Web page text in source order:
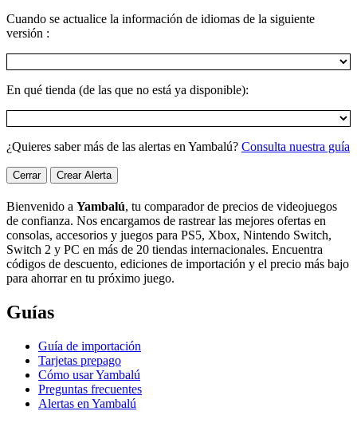
Cuando se actualice la información de idiomas de la siguiente
versión :
En qué tienda (de las que no está ya disponible):
¿Quieres saber más de las alertas en Yambalú? Consulta nuestra guía
Cerrar Crear Alerta
Bienvenido a Yambalú, tu comparador de precios de videojuegos
de confianza. Nos encargamos de rastrear las mejores ofertas en
consolas, accesorios y juegos para PS5, Xbox, Nintendo Switch,
Switch 2 y PC en más de 20 tiendas internacionales. Encuentra
códigos de descuento, ediciones de importación y el precio más bajo
para ahorrar en tu próximo juego.
Guías
Guía de importación
Tarjetas prepago
Cómo usar Yambalú
Preguntas frecuentes
Alertas en Yambalú